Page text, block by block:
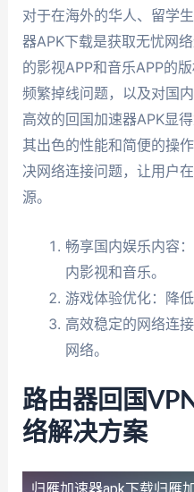
对于在海外的华人、留学
器APK下载是获取无忧网
的影视APP和音乐APP的
频繁掉线问题，以及对国
高效的回国加速器APK显
其出色的性能和简便的操
决网络连接问题，让用户
源。
畅享国内娱乐内容
内影视和音乐。
游戏体验优化：降
高效稳定的网络连
网络。
路由器回国
络解决方案